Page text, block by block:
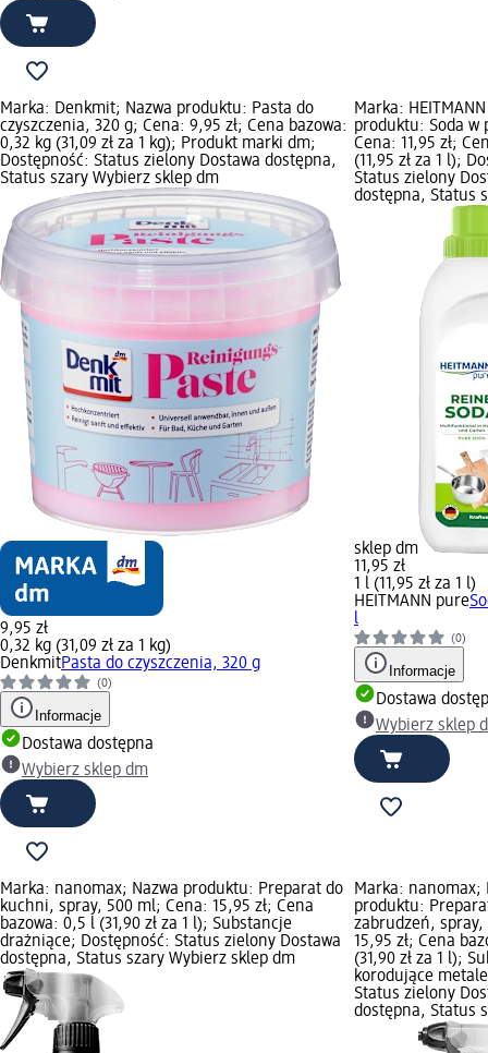
Marka: Denkmit; Nazwa produktu: Pasta do
czyszczenia, 320 g; Cena: 9,95 zł; Cena bazowa:
0,32 kg (31,09 zł za 1 kg); Produkt marki dm;
Dostępność: Status zielony Dostawa dostępna,
Status szary Wybierz sklep dm
9,95 zł
0,32 kg (31,09 zł za 1 kg)
DenkmitPasta do czyszczenia, 320 g
(0)
Informacje
Dostawa dostępna
Wybierz sklep dm
Marka:
produktu: Soda w
Cena: 11,95 zł;
(11,95 zł za 1 l);
Status zielony
dostępna, Status
sklep dm
11,95 zł
1 l (11,95 zł za 1 l)
HEITMANN pure
l
(0)
Informacje
Dostawa
Wybierz sklep
Marka: nanomax; Nazwa produktu: Preparat do
kuchni, spray, 500 ml; Cena: 15,95 zł; Cena
bazowa: 0,5 l (31,90 zł za 1 l); Substancje
drażniące; Dostępność: Status zielony Dostawa
dostępna, Status szary Wybierz sklep dm
Marka: nanomax;
produktu:
zabrudzeń,
15,95 zł; Cena
(31,90 zł za 1 l);
korodujące
Status zielony
dostępna, Status